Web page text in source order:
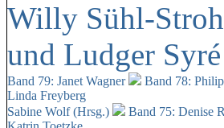
Willy Sühl-
und Ludger Syré
Band 79: Janet Wagner Band 78:
Linda Freyberg
Sabine Wolf (Hrsg.)
Band 75: Denise